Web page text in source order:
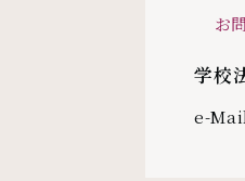
お
学校
e-